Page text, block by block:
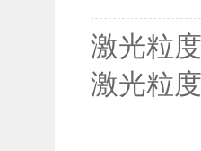
激光粒
激光粒